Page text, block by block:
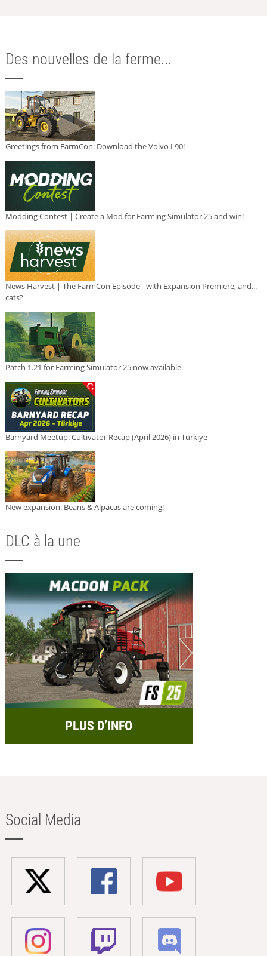
Des nouvelles de la ferme...
Greetings from FarmCon: Download the Volvo L90!
Modding Contest | Create a Mod for Farming Simulator 25 and win!
News Harvest | The FarmCon Episode - with Expansion Premiere, and...
cats?
Patch 1.21 for Farming Simulator 25 now available
Barnyard Meetup: Cultivator Recap (April 2026) in Türkiye
New expansion: Beans & Alpacas are coming!
DLC à la une
PLUS D’INFO
Social Media